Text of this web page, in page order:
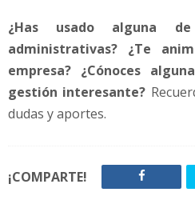
¿Has usado alguna
administrativas? ¿Te
empresa? ¿Cónoces
gestión interesante?
dudas y aportes.
¡COMPARTE!